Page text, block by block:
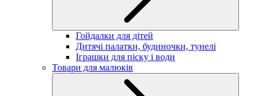
Гойдалки для дітей
Дитячі палатки, будиночки, тунелі
Іграшки для піску і води
Товари для малюків